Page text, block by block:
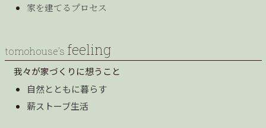
家を建てるプロセス
tomohouse’s feeling
我々が家づくりに想うこと
自然とともに暮らす
薪ストーブ生活